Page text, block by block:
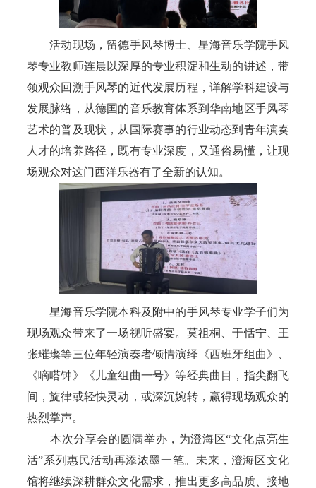
活动现场，留德手风琴博士、星海音乐学院手风
琴专业教师连晨以深厚的专业积淀和生动的讲述，带
领观众回溯手风琴的近代发展历程，详解学科建设与
发展脉络，从德国的音乐教育体系到华南地区手风琴
艺术的普及现状，从国际赛事的行业动态到青年演奏
人才的培养路径，既有专业深度，又通俗易懂，让现
场观众对这门西洋乐器有了全新的认知。
星海音乐学院本科及附中的手风琴专业学子们为
现场观众带来了一场视听盛宴。莫祖桐、于恬宁、王
张璀璨等三位年轻演奏者倾情演绎《西班牙组曲》、
《嘀嗒钟》《儿童组曲一号》等经典曲目，指尖翻飞
间，旋律或轻快灵动，或深沉婉转，赢得现场观众的
热烈掌声。
本次分享会的圆满举办，为澄海区“文化点亮生
活”系列惠民活动再添浓墨一笔。未来，澄海区文化
馆将继续深耕群众文化需求，推出更多高品质、接地